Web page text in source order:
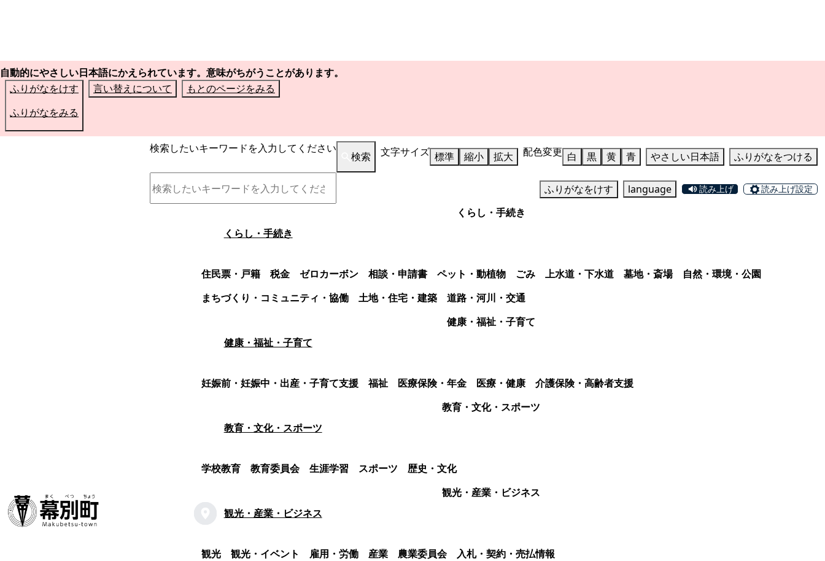
自動的にやさしい日本語にかえられています。意味がちがうことがあります。
ふりがなをけす
ふりがなをみる
言い替えについて もとのページをみる
検索したいキーワードを入力してください
検索 文字サイズ 標準 縮小 拡大 配色変更 白 黒 黄 青 やさしい日本語 ふりがなをつける
ふりがなをけす language 読み上げ 読み上げ設定
くらし・手続き
くらし・手続き
住民票・戸籍 税金 ゼロカーボン 相談・申請書 ペット・動植物 ごみ 上水道・下水道 墓地・斎場
自然・環境・公園
まちづくり・コミュニティ・協働
土地・住宅・建築
道路・河川・交通
健康・福祉・子育て
健康・福祉・子育て
妊娠前・妊娠中・出産・子育て支援 福祉 医療保険・年金 医療・健康
介護保険・高齢者支援
教育・文化・スポーツ
教育・文化・スポーツ
学校教育 教育委員会 生涯学習 スポーツ
歴史・文化
観光・産業・ビジネス
観光・産業・ビジネス
観光 観光・イベント 雇用・労働 産業 農業委員会
入札・契約・売払情報